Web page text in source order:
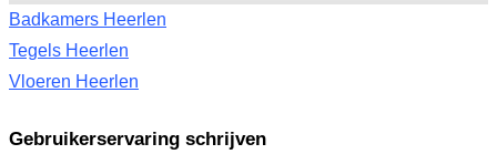
Badkamers Heerlen
Tegels Heerlen
Vloeren Heerlen
Gebruikerservaring schrijven